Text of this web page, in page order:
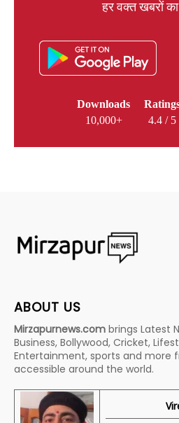
हर वक्त खबरों
Downloads
10,000+
4.4 / 5
ABOUT US
Mirzapurnews.com brings Latest
Business, Bollywood, Cricket,
Entertainment, sports and more
accessible around the world.